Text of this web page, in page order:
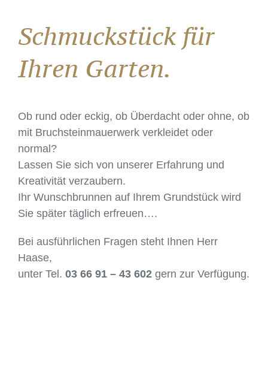
Schmuckstück für
Ihren Garten.
Ob rund oder eckig, ob Überdacht oder ohne, ob
mit Bruchsteinmauerwerk verkleidet oder
normal?
Lassen Sie sich von unserer Erfahrung und
Kreativität verzaubern.
Ihr Wunschbrunnen auf Ihrem Grundstück wird
Sie später täglich erfreuen….
Bei ausführlichen Fragen steht Ihnen Herr
Haase,
unter Tel. 03 66 91 – 43 602gern zur Verfügung.